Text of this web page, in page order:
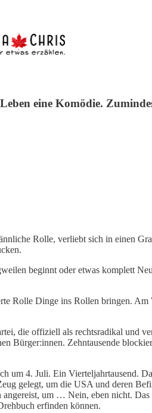
eine Komödie.
Rolle, verliebt sich in einen
beginnt oder etwas komplett
Rolle Dinge ins Rollen bringen.
die offiziell als rechtsradikal und
Bürger:innen. Zehntausende
um 4. Juli. Ein Vierteljahrtausend.
gelegt, um die USA und deren
um … Nein, eben nicht.
erfinden können.